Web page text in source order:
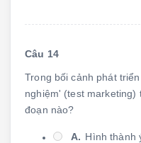
Câu 14
Trong bối cảnh phát
nghiệm' (test
đoạn nào?
A. Hình thành